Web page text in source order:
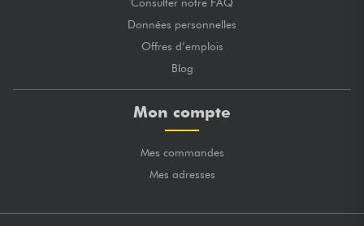
Consulter notre FAQ
Données personnelles
Offres d’emplois
Blog
Mon compte
Mes commandes
Mes adresses